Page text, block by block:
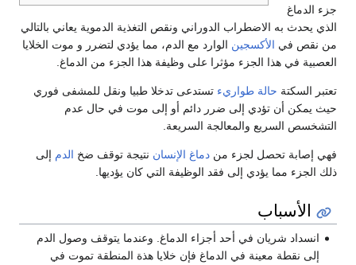
جزء الدماغ
الذي يحدث به الاضطراب الدوراني ونقص التغذية الدموية يعاني بالتالي
من نقص في الأكسجين الوارد مع الدم، مما يؤدي لتضرر و موت الخلايا
العصبية في هذا الجزء مؤثرا على وظيفة هذا الجزء من الدماغ.
تعتبر السكتة حالة طواريء تستدعى تدخلا طبيا ونقل للمشفى فوري
حيث يمكن أن تؤدي إلى ضرر دائم أو إلى موت في حال عدم
التشخسص السريع والمعالجة السريعة.
فهي إصابة تحصل لجزء من دماغ الإنسان نتيجة توقف ضخ الدم إلى
ذلك الجزء مما يؤدي إلى فقد الوظيفة التي كان يؤديها.
الأسباب
انسداد شريان في أحد أجزاء الدماغ. وعندما يتوقف وصول الدم
إلى نقطة معينة في الدماغ فإن خلايا هذة المنطقة تموت في